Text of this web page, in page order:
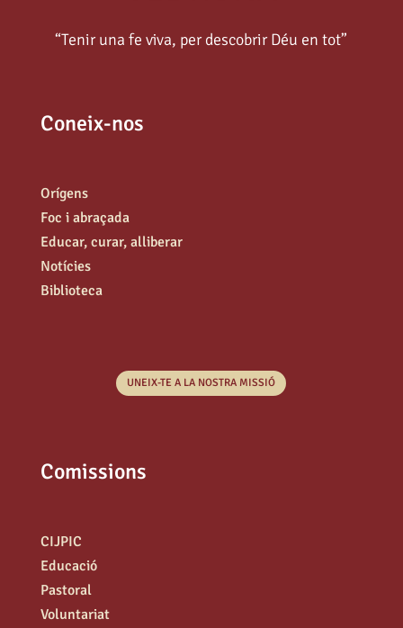
“Tenir una fe viva, per descobrir Déu en tot”
Coneix-nos
Orígens
Foc i abraçada
Educar, curar, alliberar
Notícies
Biblioteca
UNEIX-TE A LA NOSTRA MISSIÓ
Comissions
CIJPIC
Educació
Pastoral
Voluntariat